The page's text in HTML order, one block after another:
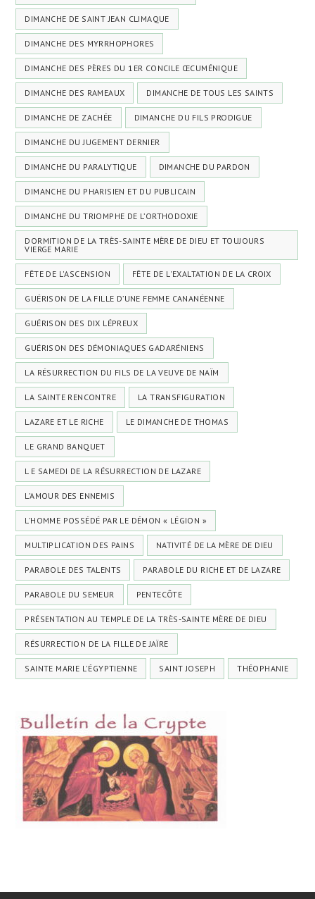
DIMANCHE DE SAINT JEAN CLIMAQUE
DIMANCHE DES MYRRHOPHORES
DIMANCHE DES PÈRES DU 1ER CONCILE ŒCUMÉNIQUE
DIMANCHE DES RAMEAUX DIMANCHE DE TOUS LES SAINTS
DIMANCHE DE ZACHÉE DIMANCHE DU FILS PRODIGUE
DIMANCHE DU JUGEMENT DERNIER
DIMANCHE DU PARALYTIQUE DIMANCHE DU PARDON
DIMANCHE DU PHARISIEN ET DU PUBLICAIN
DIMANCHE DU TRIOMPHE DE L’ORTHODOXIE
DORMITION DE LA TRÈS-SAINTE MÈRE DE DIEU ET TOUJOURS
VIERGE MARIE
FÊTE DE L'ASCENSION FÊTE DE L'EXALTATION DE LA CROIX
GUÉRISON DE LA FILLE D’UNE FEMME CANANÉENNE
GUÉRISON DES DIX LÉPREUX
GUÉRISON DES DÉMONIAQUES GADARÉNIENS
LA RÉSURRECTION DU FILS DE LA VEUVE DE NAÏM
LA SAINTE RENCONTRE LA TRANSFIGURATION
LAZARE ET LE RICHE LE DIMANCHE DE THOMAS
LE GRAND BANQUET
L E SAMEDI DE LA RÉSURRECTION DE LAZARE
L’AMOUR DES ENNEMIS
L’HOMME POSSÉDÉ PAR LE DÉMON « LÉGION »
MULTIPLICATION DES PAINS NATIVITÉ DE LA MÈRE DE DIEU
PARABOLE DES TALENTS PARABOLE DU RICHE ET DE LAZARE
PARABOLE DU SEMEUR PENTECÔTE
PRÉSENTATION AU TEMPLE DE LA TRÈS-SAINTE MÈRE DE DIEU
RÉSURRECTION DE LA FILLE DE JAÏRE
SAINTE MARIE L'ÉGYPTIENNE SAINT JOSEPH THÉOPHANIE